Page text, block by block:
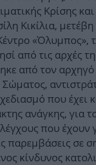
Κρίσης
Κικίλια,
«Όλυμπος»,
από τις αρχές
από τον
που έχει
ανάγκης, για
που έχουν
παρεμβάσεις σε
κίνδυνος